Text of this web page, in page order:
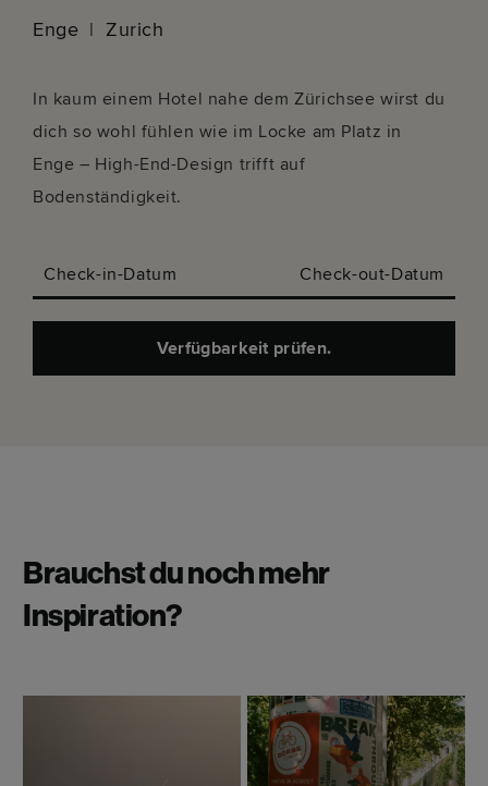
Enge Zurich
In kaum einem Hotel nahe dem Zürichsee wirst du
dich so wohl fühlen wie im Locke am Platz in
Enge – High-End-Design trifft auf
Bodenständigkeit.
Check-in-Datum Check-out-Datum
Verfügbarkeit prüfen.
Brauchst du noch mehr
Inspiration?